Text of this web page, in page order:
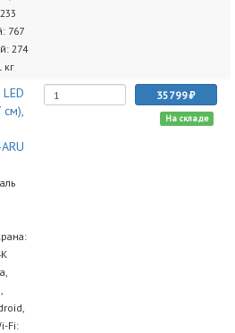
767
274
кг
Fi:
35799
На складе